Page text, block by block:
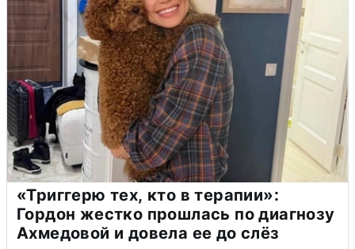
«Триггерю тех, кто в терапии»:
Гордон жестко прошлась по диагнозу
Ахмедовой и довела ее до слёз